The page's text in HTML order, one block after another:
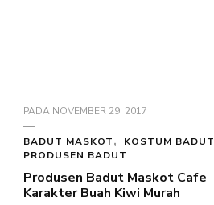
PADA NOVEMBER 29, 2017
BADUT MASKOT
KOSTUM BADUT
PRODUSEN BADUT
Produsen Badut Maskot Cafe
Karakter Buah Kiwi Murah